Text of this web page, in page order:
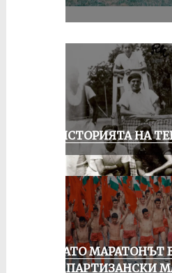
ЗА ИСТОРИЯТА НА
КОГАТО МАРАТОНЪТ
ОТ „ПАРТИЗАНСКИ